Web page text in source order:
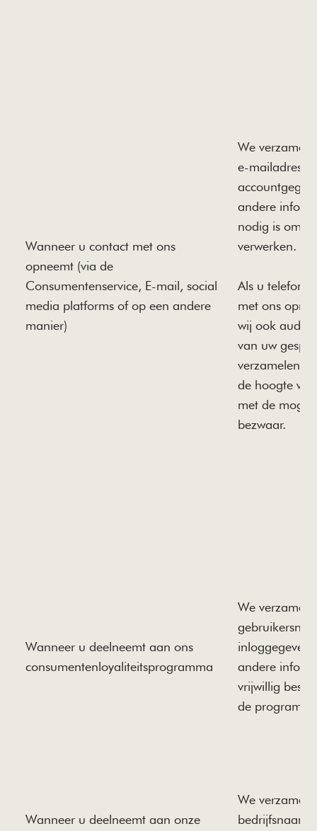
Wanneer u contact met ons
opneemt (via de
Consumentenservice, E-mail, social
media platforms of op een andere
manier)
We
e-mailadres,
andere
nodig is om
verwerken.
Als u
met ons
wij ook
van uw
verzamelen
de hoogte
met de
bezwaar.
Wanneer u deelneemt aan ons
consumentenloyaliteitsprogramma
We
andere
vrijwillig
de
Wanneer u deelneemt aan onze
We
bedrijfsnaam